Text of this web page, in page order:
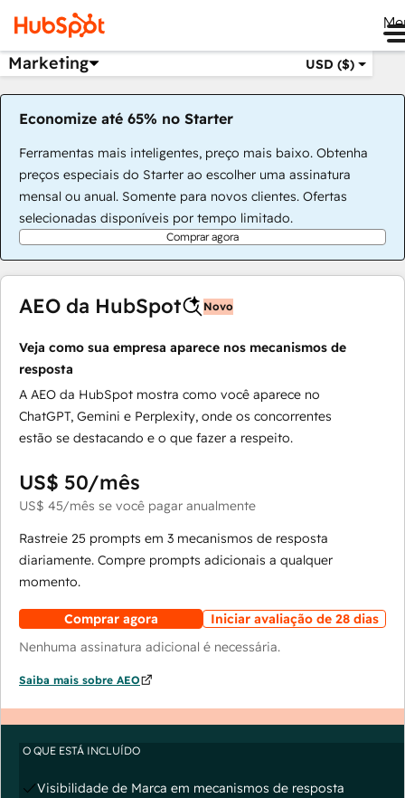
Marketing USD ($)
Economize até 65% no Starter
Ferramentas mais inteligentes, preço mais baixo. Obtenha
preços especiais do Starter ao escolher uma assinatura
mensal ou anual. Somente para novos clientes. Ofertas
selecionadas disponíveis por tempo limitado.
Comprar agora
AEO da HubSpot Novo
Veja como sua empresa aparece nos mecanismos de
resposta
A AEO da HubSpot mostra como você aparece no
ChatGPT, Gemini e Perplexity, onde os concorrentes
estão se destacando e o que fazer a respeito.
US$ 50/mês
US$ 45/mês se você pagar anualmente
Rastreie 25 prompts em 3 mecanismos de resposta
diariamente. Compre prompts adicionais a qualquer
momento.
Comprar agora
Iniciar avaliação de 28 dias
Nenhuma assinatura adicional é necessária.
Saiba mais sobre AEO
O QUE ESTÁ INCLUÍDO
Visibilidade de Marca em mecanismos de resposta